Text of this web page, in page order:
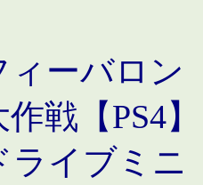
ィーバロン
作戦【PS4
ライブミニ